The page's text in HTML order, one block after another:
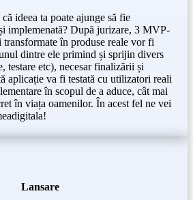
ideea ta poate ajunge să fie
implemenată? După jurizare, 3 MVP-
în produse reale vor fi
dintre ele primind și sprijin divers
testare etc), necesar finalizării și
aplicație va fi testată cu utilizatori reali
în scopul de a aduce, cât mai
în viața oamenilor. În acest fel ne vei
Lansare